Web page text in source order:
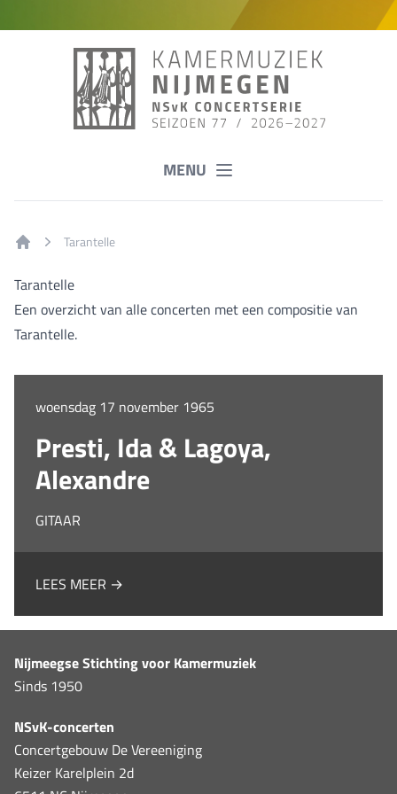
MENU
Tarantelle
Tarantelle
Een overzicht van alle concerten met een compositie van
Tarantelle.
woensdag 17 november 1965
Presti, Ida & Lagoya,
Alexandre
GITAAR
LEES MEER →
Nijmeegse Stichting voor Kamermuziek
Sinds 1950
NSvK-concerten
Concertgebouw De Vereeniging
Keizer Karelplein 2d